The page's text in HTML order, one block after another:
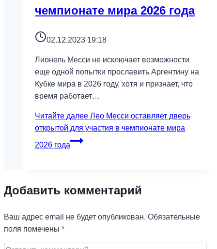
чемпионате мира 2026 года
02.12.2023 19:18
Лионель Месси не исключает возможности
еще одной попытки прославить Аргентину на
Кубке мира в 2026 году, хотя и признает, что
время работает…
Читайте далее Лео Месси оставляет дверь
открытой для участия в чемпионате мира
2026 года
Добавить комментарий
Ваш адрес email не будет опубликован. Обязательные
поля помечены *